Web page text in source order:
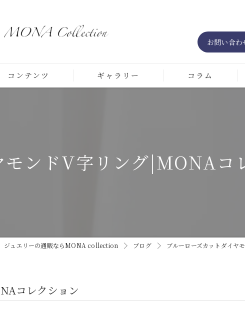
お問い合わ
コンテンツ ギャラリー コラム
ネックレス
モンドV字リング|MONAコ
ジュエリーの通販ならMONA collection ブログ ブルーローズカットダイヤ
コレクション